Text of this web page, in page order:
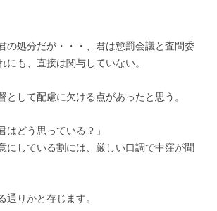
の処分だが・・・、君は懲罰会議と査問委
にも、直接は関与していない。
として配慮に欠ける点があったと思う。
はどう思っている？」
にしている割には、厳しい口調で中窪が聞
通りかと存じます。